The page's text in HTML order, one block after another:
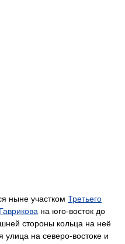
ныне участком Третьего
на юго-восток до
стороны кольца на неё
улица на северо-востоке и